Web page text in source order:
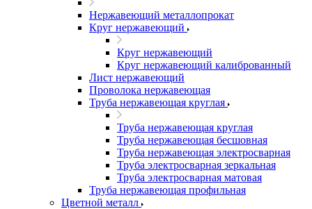
Нержавеющий металлопрокат
Круг нержавеющий
Круг нержавеющий
Круг нержавеющий калиброванный
Лист нержавеющий
Проволока нержавеющая
Труба нержавеющая круглая
Труба нержавеющая круглая
Труба нержавеющая бесшовная
Труба нержавеющая электросварная
Труба электросварная зеркальная
Труба электросварная матовая
Труба нержавеющая профильная
Цветной металл